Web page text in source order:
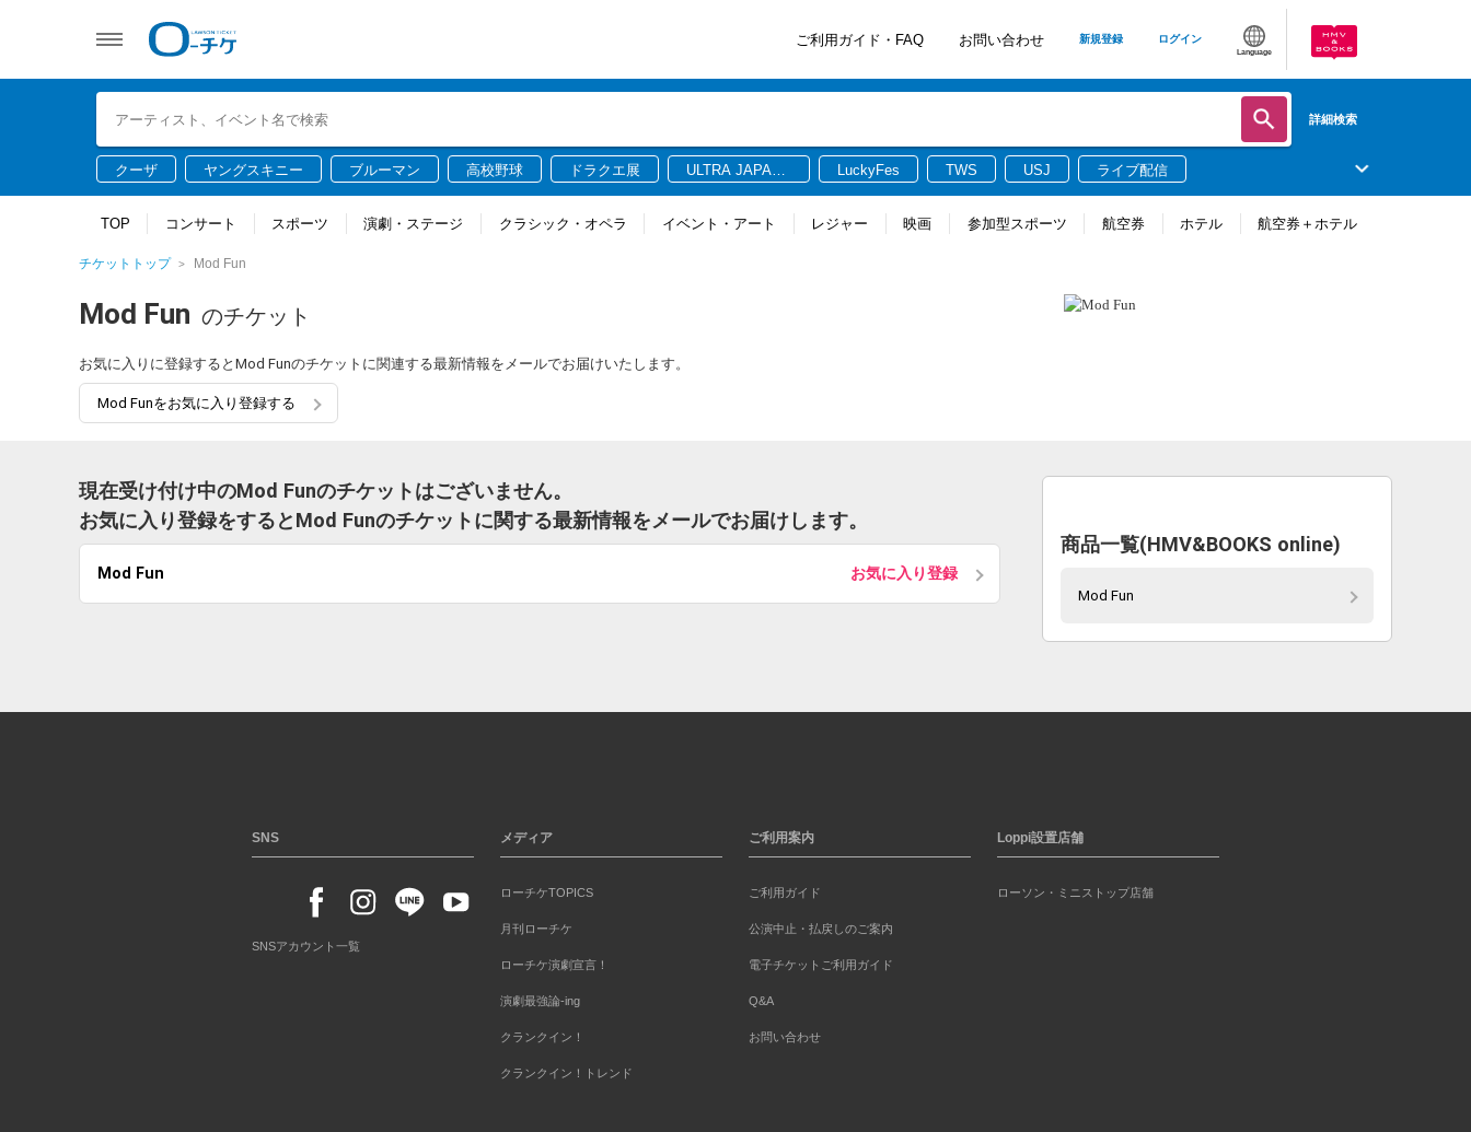
ご利用ガイド・FAQ お問い合わせ 新規登録 ログイン
Language
詳細検索
クーザ ヤングスキニー ブルーマン 高校野球 ドラクエ展
ULTRA JAPAN
LuckyFes TWS USJ ライブ配信
TOP コンサート スポーツ 演劇・ステージ クラシック・オペラ イベント・アート レジャー 映画 参加型スポーツ 航空券 ホテル 航空券＋ホテル
チケットトップ Mod Fun
Mod Fun のチケット
お気に入りに登録するとMod Funのチケットに関連する最新情報をメールでお届けいたします。
Mod Funをお気に入り登録する
現在受け付け中のMod Funのチケットはございません。
お気に入り登録をするとMod Funのチケットに関する最新情報をメールでお届けします。
Mod Fun お気に入り登録
商品一覧(HMV&BOOKS online)
Mod Fun
SNS
SNSアカウント一覧
メディア
ローチケTOPICS
月刊ローチケ
ローチケ演劇宣言！
演劇最強論-ing
クランクイン！
クランクイン！トレンド
ご利用案内
ご利用ガイド
公演中止・払戻しのご案内
電子チケットご利用ガイド
Q&A
お問い合わせ
Loppi設置店舗
ローソン・ミニストップ店舗